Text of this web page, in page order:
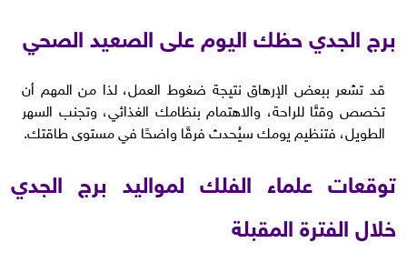
برج الجدي حظك اليوم على الصعيد الصحي
قد تشعر ببعض الإرهاق نتيجة ضغوط العمل، لذا من المهم أن
تخصص وقتًا للراحة، والاهتمام بنظامك الغذائي، وتجنب السهر
الطويل، فتنظيم يومك سيُحدث فرقًا واضحًا في مستوى طاقتك.
توقعات علماء الفلك لمواليد برج الجدي
خلال الفترة المقبلة